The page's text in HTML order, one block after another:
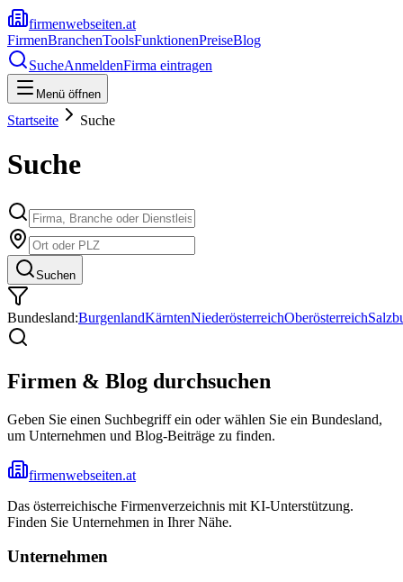
firmenwebseiten.at
FirmenBranchenToolsFunktionenPreiseBlog
SucheAnmeldenFirma eintragen
Menü öffnen
Startseite Suche
Suche
Suchen
Bundesland:BurgenlandKärntenNiederösterreichOberösterreich
Firmen & Blog durchsuchen
Geben Sie einen Suchbegriff ein oder wählen Sie ein Bundesland,
um Unternehmen und Blog-Beiträge zu finden.
firmenwebseiten.at
Das österreichische Firmenverzeichnis mit KI-Unterstützung.
Finden Sie Unternehmen in Ihrer Nähe.
Unternehmen